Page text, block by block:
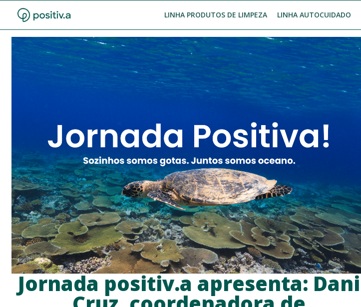
LINHA PRODUTOS DE LIMPEZA LINHA AUTOCUIDADO
Jornada positiv.a apresenta: Dani